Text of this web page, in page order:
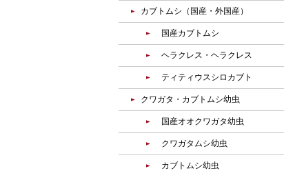
カブトムシ（国産・外国産）
国産カブトムシ
ヘラクレス・ヘラクレス
ティティウスシロカブト
クワガタ・カブトムシ幼虫
国産オオクワガタ幼虫
クワガタムシ幼虫
カブトムシ幼虫